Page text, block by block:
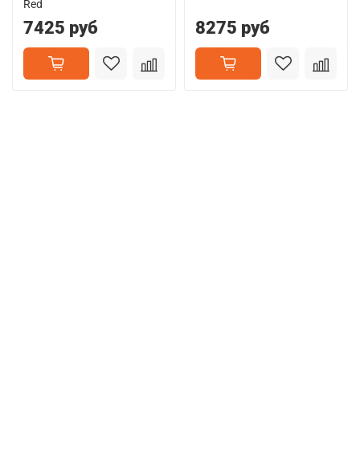
Red
7425 руб 8275 руб